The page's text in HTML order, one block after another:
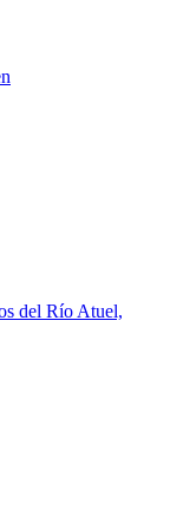
del Río Atuel,